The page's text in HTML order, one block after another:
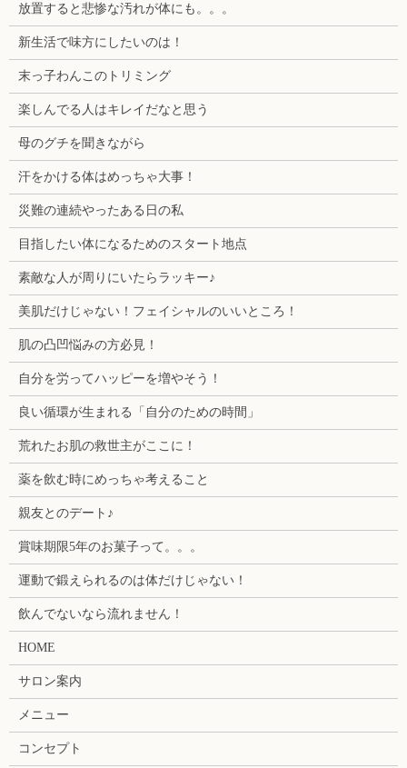
放置すると悲惨な汚れが体にも。。。
新生活で味方にしたいのは！
末っ子わんこのトリミング
楽しんでる人はキレイだなと思う
母のグチを聞きながら
汗をかける体はめっちゃ大事！
災難の連続やったある日の私
目指したい体になるためのスタート地点
素敵な人が周りにいたらラッキー♪
美肌だけじゃない！フェイシャルのいいところ！
肌の凸凹悩みの方必見！
自分を労ってハッピーを増やそう！
良い循環が生まれる「自分のための時間」
荒れたお肌の救世主がここに！
薬を飲む時にめっちゃ考えること
親友とのデート♪
賞味期限5年のお菓子って。。。
運動で鍛えられるのは体だけじゃない！
飲んでないなら流れません！
HOME
サロン案内
メニュー
コンセプト